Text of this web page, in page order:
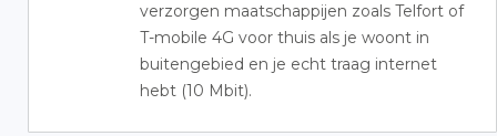
verzorgen maatschappijen zoals Telfort of
T-mobile 4G voor thuis als je woont in
buitengebied en je echt traag internet
hebt (10 Mbit).